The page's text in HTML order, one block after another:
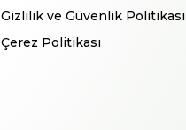
Gizlilik ve Güvenlik Politikası
Çerez Politikası